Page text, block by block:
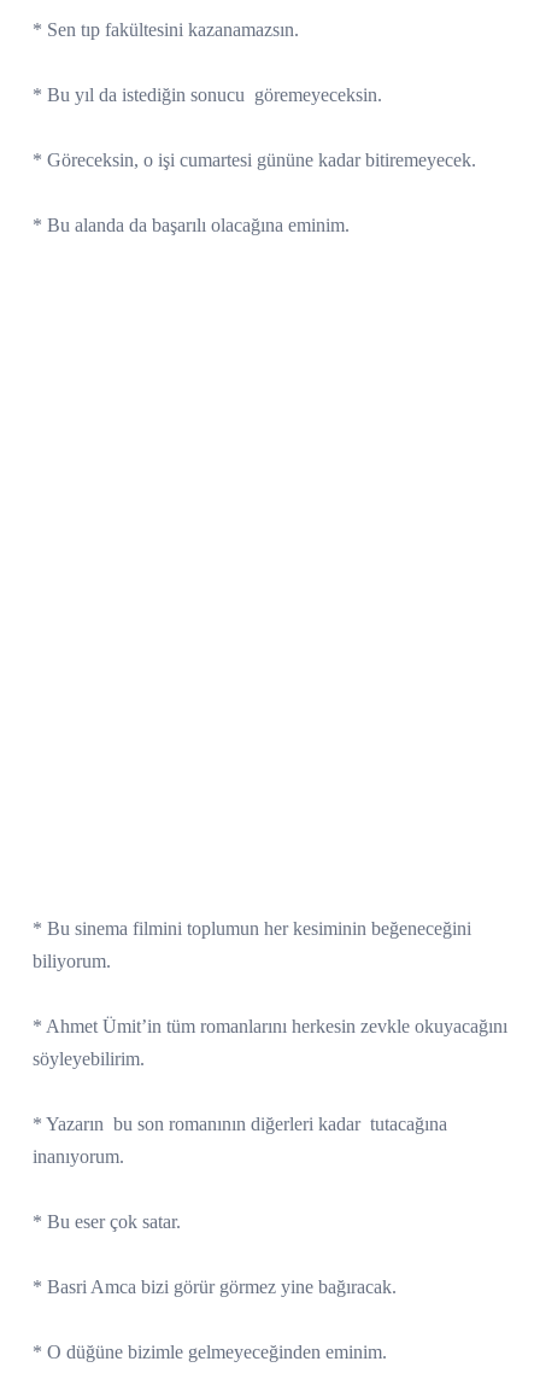
* Sen tıp fakültesini kazanamazsın.
* Bu yıl da istediğin sonucu göremeyeceksin.
* Göreceksin, o işi cumartesi gününe kadar bitiremeyecek.
* Bu alanda da başarılı olacağına eminim.
* Bu sinema filmini toplumun her kesiminin beğeneceğini
biliyorum.
* Ahmet Ümit’in tüm romanlarını herkesin zevkle okuyacağını
söyleyebilirim.
* Yazarın bu son romanının diğerleri kadar tutacağına
inanıyorum.
* Bu eser çok satar.
* Basri Amca bizi görür görmez yine bağıracak.
* O düğüne bizimle gelmeyeceğinden eminim.